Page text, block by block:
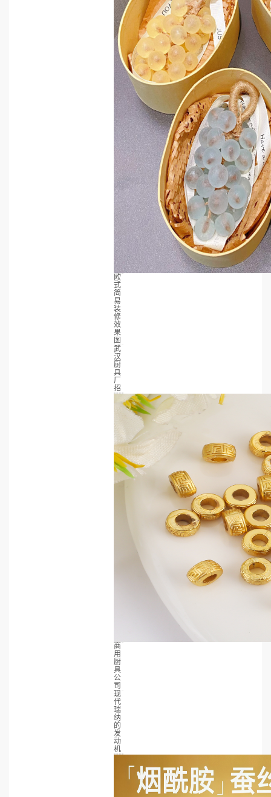
欧
式
简
易
装
修
效
果
图
武
汉
厨
具
厂
招
商
用
厨
具
公
司
现
代
瑞
纳
的
发
动
机